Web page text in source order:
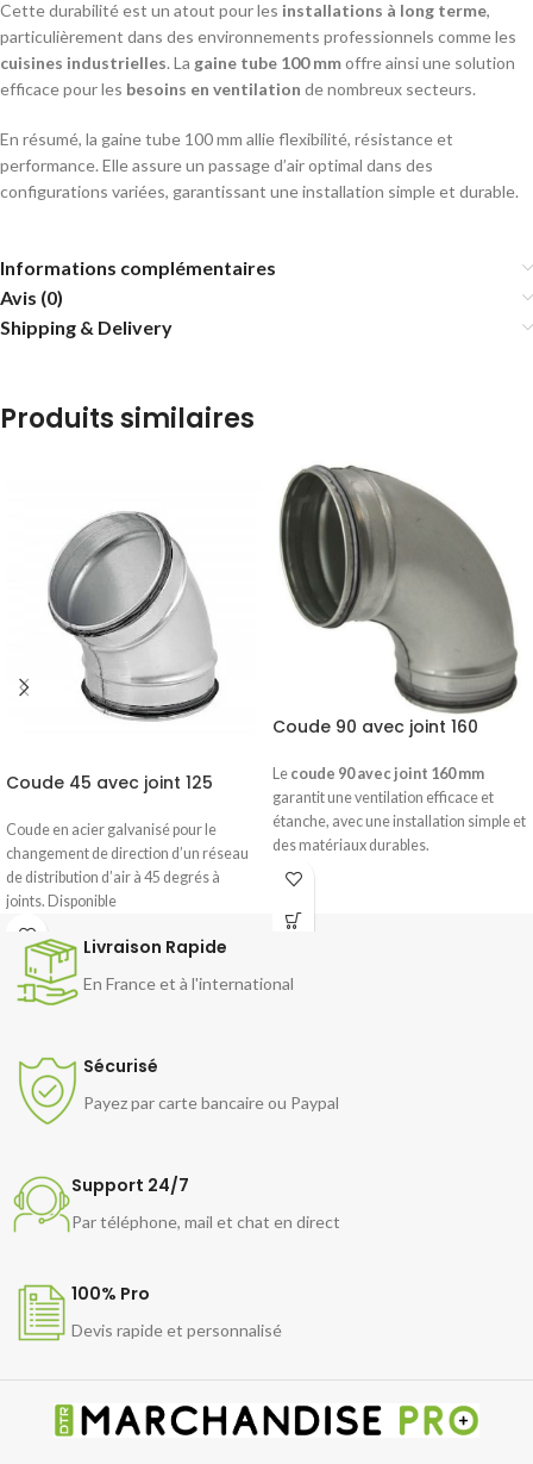
Cette durabilité est un atout pour les installations à long terme,
particulièrement dans des environnements professionnels comme les
cuisines industrielles. La gaine tube 100 mmoffre ainsi une solution
efficace pour les besoins en ventilation de nombreux secteurs.
En résumé, la gaine tube 100 mm allie flexibilité, résistance et
performance. Elle assure un passage d’air optimal dans des
configurations variées, garantissant une installation simple et durable.
Informations complémentaires
Avis (0)
Shipping & Delivery
Produits similaires
Coude 45 avec joint 125
Coude en acier galvanisé pour le
changement de direction d’un réseau
de distribution d’air à 45 degrés à
joints. Disponible
Coude 90 avec joint 160
Le coude 90 avec joint 160 mm
garantit une ventilation efficace et
étanche, avec une installation simple et
des matériaux durables.
Livraison Rapide
En France et à l'international
Sécurisé
Payez par carte bancaire ou Paypal
Support 24/7
Par téléphone, mail et chat en direct
100% Pro
Devis rapide et personnalisé